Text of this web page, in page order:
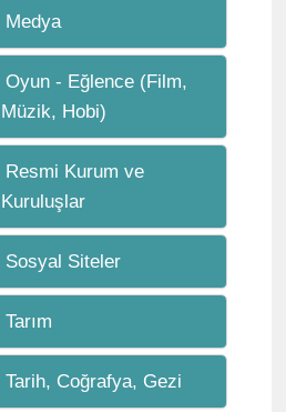
Medya
Oyun - Eğlence (Film,
Müzik, Hobi)
Resmi Kurum ve
Kuruluşlar
Sosyal Siteler
Tarım
Tarih, Coğrafya, Gezi